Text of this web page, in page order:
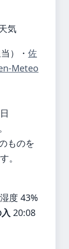
気
） ・ 佐
Meteo
ものを
。
度 43%
20:08